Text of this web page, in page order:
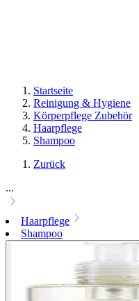
Startseite
Reinigung & Hygiene
Körperpflege Zubehör
Haarpflege
Shampoo
Zurück
...
Haarpflege
Shampoo